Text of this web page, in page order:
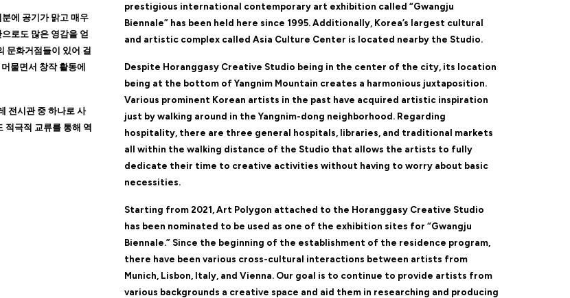
에 공기가 맑고 매우
로도 많은 영감을 얻
문화거점들이 있어 걸
물면서 창작 활동에
전시관 중 하나로 사
적극적 교류를 통해 역
prestigious international contemporary art exhibition called “Gwangju
Biennale” has been held here since 1995. Additionally, Korea’s largest cultural
and artistic complex called Asia Culture Center is located nearby the Studio.
Despite Horanggasy Creative Studio being in the center of the city, its location
being at the bottom of Yangnim Mountain creates a harmonious juxtaposition.
Various prominent Korean artists in the past have acquired artistic inspiration
just by walking around in the Yangnim-dong neighborhood. Regarding
hospitality, there are three general hospitals, libraries, and traditional markets
all within the walking distance of the Studio that allows the artists to fully
dedicate their time to creative activities without having to worry about basic
necessities.
Starting from 2021, Art Polygon attached to the Horanggasy Creative Studio
has been nominated to be used as one of the exhibition sites for “Gwangju
Biennale.” Since the beginning of the establishment of the residence program,
there have been various cross-cultural interactions between artists from
Munich, Lisbon, Italy, and Vienna. Our goal is to continue to provide artists from
various backgrounds a creative space and aid them in researching and producing